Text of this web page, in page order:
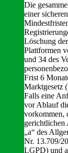
Die
einer
Löschung
Plattformen
und 34 des
Frist 6
Marktgesetz
Falls eine
vor Ablauf
vorkommen,
gerichtlichen
„a“ des
Nr. 13.709/
LGPD) und